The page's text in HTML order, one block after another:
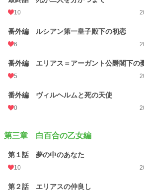
10
番外編 ルシアン第一皇子殿下の初恋
6
番外編 エリアス＝アーガント公爵閣下の
5
番外編 ヴィルヘルムと死の天使
0
第三章 白百合の乙女編
第１話 夢の中のあなた
10
第２話 エリアスの仲良し